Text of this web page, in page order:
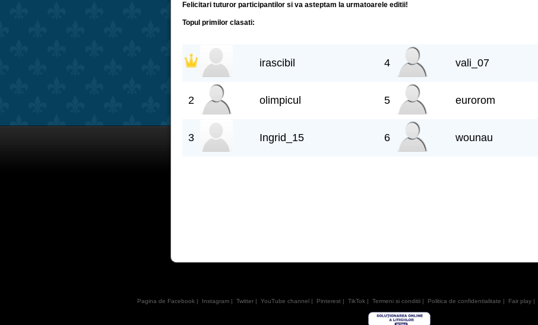
Felicitari tuturor participantilor si va asteptam la urmatoarele editii!
Topul primilor clasati:
irascibil 4 vali_07
2 olimpicul 5 eurorom
3 Ingrid_15 6 wounau
Pagina de Facebook| Instagram| Twitter| YouTube channel| Pinterest| TikTok| Termeni si conditii| Politica de confidentialitate | Fair play|